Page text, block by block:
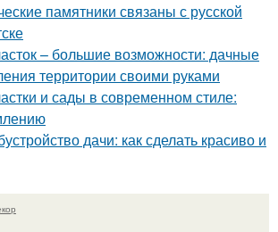
памятники связаны с русской
– большие возможности: дачные
территории своими руками
и сады в современном стиле:
дачи: как сделать красиво и